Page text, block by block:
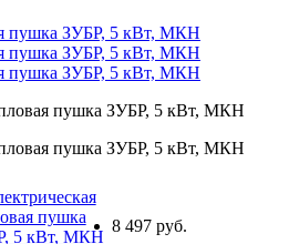
8 497 руб.